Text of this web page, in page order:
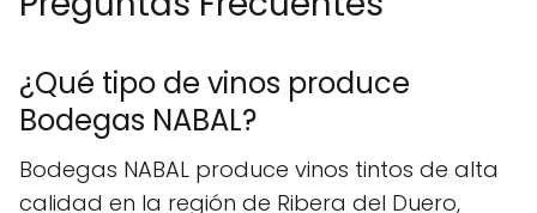
¿Qué tipo de vinos produce
Bodegas NABAL?
Bodegas NABAL produce vinos tintos de alta
calidad en la región de Ribera del Duero,